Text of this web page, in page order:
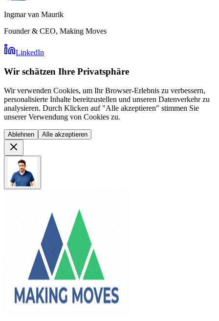
Ingmar van Maurik
Founder & CEO, Making Moves
LinkedIn
Wir schätzen Ihre Privatsphäre
Wir verwenden Cookies, um Ihr Browser-Erlebnis zu verbessern,
personalisierte Inhalte bereitzustellen und unseren Datenverkehr zu
analysieren. Durch Klicken auf "Alle akzeptieren" stimmen Sie
unserer Verwendung von Cookies zu.
Ablehnen Alle akzeptieren